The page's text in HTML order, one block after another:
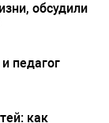
обсудили
педагог
как